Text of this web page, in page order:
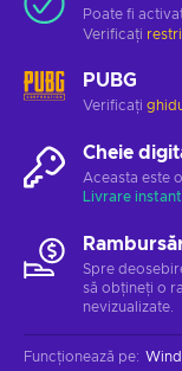
Poate fi
Verificați
PUBG
Verificați
Cheie
Aceasta este
Livrare
Spre
să obțineți o
nevizualizate.
Funcționează pe: